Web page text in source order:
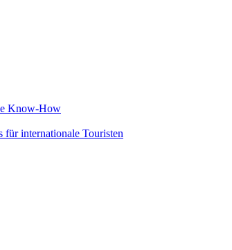
Know-How
für internationale Touristen